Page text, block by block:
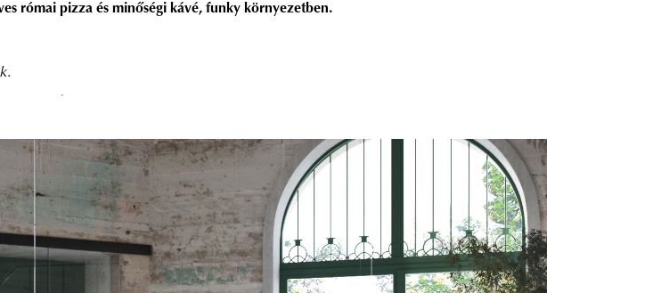
római pizza és minőségi kávé, funky környezetben.
.